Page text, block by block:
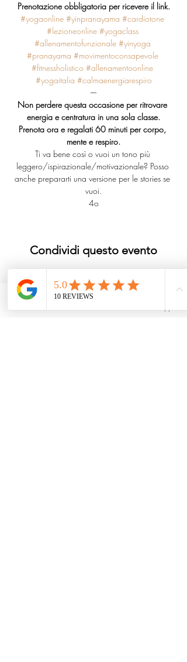
Prenotazione obbligatoria per ricevere il link.
#yogaonline #yinpranayama #cardiotone
#lezioneonline #yogaclass
#allenamentofunzionale #yinyoga
#pranayama #movimentoconsapevole
#fitnessholistico #allenamentoonline
#yogaitalia #calmaenergiarespiro
—
Non perdere questa occasione per ritrovare
energia e centratura in una sola classe.
Prenota ora e regalati 60 minuti per corpo,
mente e respiro.
Ti va bene così o vuoi un tono più
leggero/ispirazionale/motivazionale? Posso
anche prepararti una versione per le stories se
vuoi.
4o
Condividi questo evento